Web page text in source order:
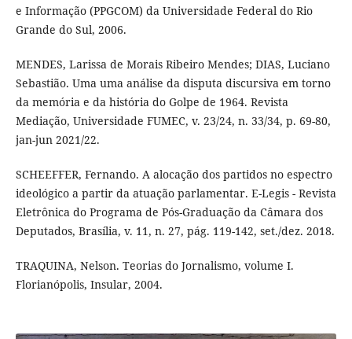
e Informação (PPGCOM) da Universidade Federal do Rio
Grande do Sul, 2006.
MENDES, Larissa de Morais Ribeiro Mendes; DIAS, Luciano
Sebastião. Uma uma análise da disputa discursiva em torno
da memória e da história do Golpe de 1964. Revista
Mediação, Universidade FUMEC, v. 23/24, n. 33/34, p. 69-80,
jan-jun 2021/22.
SCHEEFFER, Fernando. A alocação dos partidos no espectro
ideológico a partir da atuação parlamentar. E-Legis - Revista
Eletrônica do Programa de Pós-Graduação da Câmara dos
Deputados, Brasília, v. 11, n. 27, pág. 119-142, set./dez. 2018.
TRAQUINA, Nelson. Teorias do Jornalismo, volume I.
Florianópolis, Insular, 2004.